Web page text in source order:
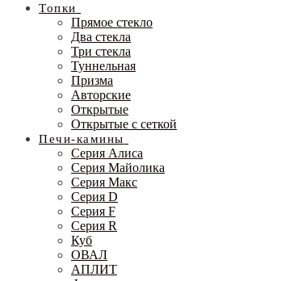
Топки
Прямое стекло
Два стекла
Три стекла
Туннельная
Призма
Авторские
Открытые
Открытые с сеткой
Печи-камины
Серия Алиса
Серия Майолика
Серия Макс
Серия D
Серия F
Серия R
Куб
ОВАЛ
АПЛИТ